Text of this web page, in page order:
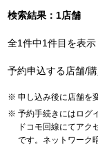
検索結果：1店舗
全1件中1件目を表
予約申込する店舗/
申し込み後に店舗を
予約手続きにはログ
ドコモ回線にてアク
です。ネットワーク